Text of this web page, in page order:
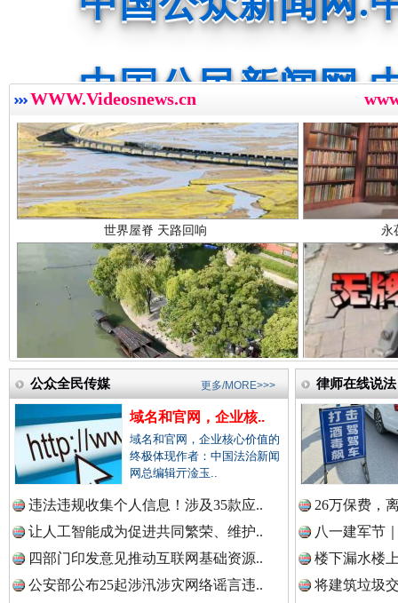
中国公民新闻网.
中国公共新闻网.
中国法制新闻网.
中国法治新闻网.
中国法院新闻网.
中国检察新闻网.
中国医药新闻网.
WWW.Videosnews.cn
世界屋脊 天路回响 永
红船起航处 潮起向未来 广州首
公众全民传媒
域名和官网，企业核..
域名和官网，企业核心价值的
终极体现作者：中国法治新闻
网总编辑亓淦玉..
违法违规收集个人信息！涉及35款应..
让人工智能成为促进共同繁荣、维护..
四部门印发意见推动互联网基础资源..
公安部公布25起涉汛涉灾网络谣言违..
更多/MORE>>> 律师在线说法
26万保费，
八一建军节
楼下漏水楼
将建筑垃圾